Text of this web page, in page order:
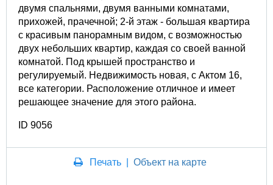
двумя спальнями, двумя ванными комнатами,
прихожей, прачечной; 2-й этаж - большая квартира
с красивым панорамным видом, с возможностью
двух небольших квартир, каждая со своей ванной
комнатой. Под крышей пространство и
регулируемый. Недвижимость новая, с Актом 16,
все категории. Расположение отличное и имеет
решающее значение для этого района.
ID 9056
Печать |Объект на карте